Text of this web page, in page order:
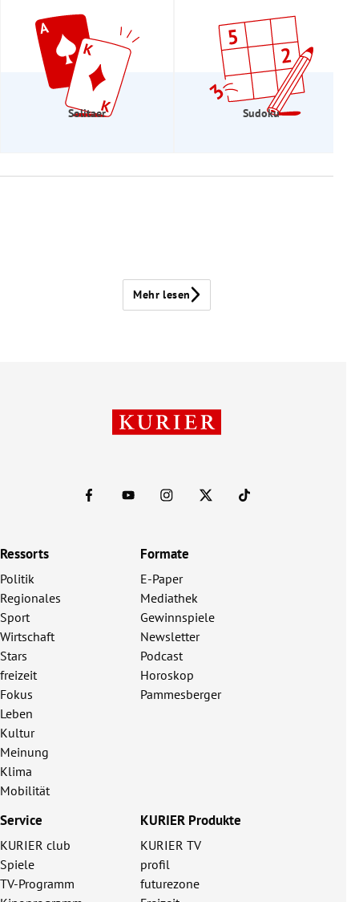
Solitaer Sudoku
Mehr lesen
Ressorts
Politik
Regionales
Sport
Wirtschaft
Stars
freizeit
Fokus
Leben
Kultur
Meinung
Klima
Mobilität
Formate
E-Paper
Mediathek
Gewinnspiele
Newsletter
Podcast
Horoskop
Pammesberger
Service
KURIER club
Spiele
TV-Programm
KURIER Produkte
KURIER TV
profil
futurezone